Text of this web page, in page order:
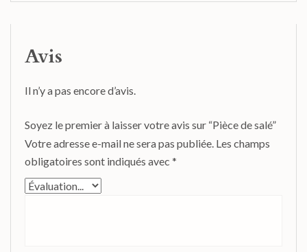
Avis
Il n’y a pas encore d’avis.
Soyez le premier à laisser votre avis sur “Pièce de salé”
Votre adresse e-mail ne sera pas publiée. Les champs
obligatoires sont indiqués avec *